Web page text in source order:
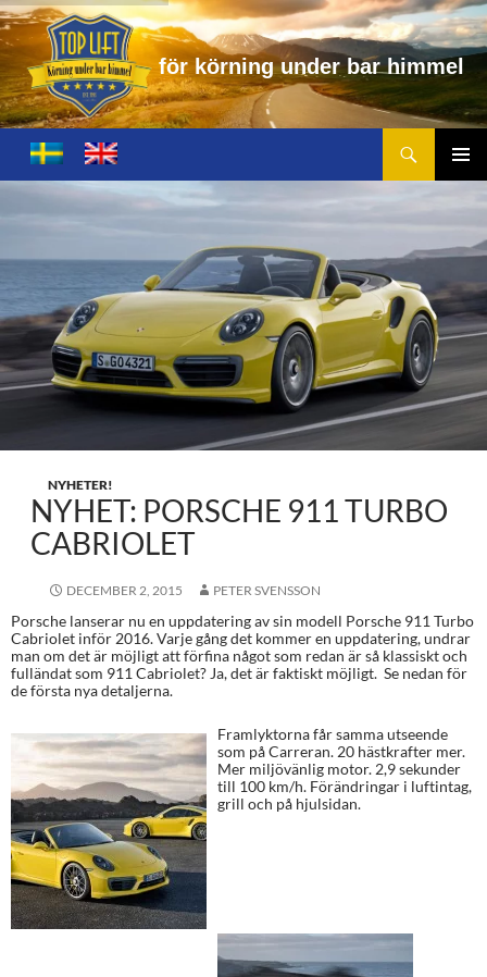
för körning under bar himme
Toplift.se – för körning under bar himmel
MENY
HOPPA
TILL
INNEHÅLL
NYHETER!
NYHET: PORSCHE 911 TURBO
CABRIOLET
DECEMBER 2, 2015 PETER SVENSSON
Porsche lanserar nu en uppdatering av sin modell Porsche 911 Turbo
Cabriolet inför 2016. Varje gång det kommer en uppdatering, undrar
man om det är möjligt att förfina något som redan är så klassiskt och
fulländat som 911 Cabriolet? Ja, det är faktiskt möjligt. Se nedan för
de första nya detaljerna.
Framlyktorna får samma utseende
som på Carreran. 20 hästkrafter mer.
Mer miljövänlig motor. 2,9 sekunder
till 100 km/h. Förändringar i luftintag,
grill och på hjulsidan.